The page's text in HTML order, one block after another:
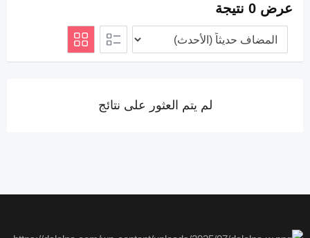
عرض 0 نتيجة
لم يتم العثور على نتائج